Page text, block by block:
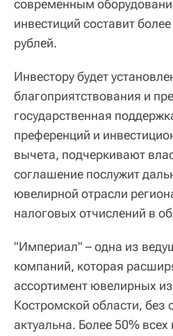
современным
инвестиций составит
рублей.
Инвестору будет
благоприятствования и
государственная
преференций и
вычета, подчеркивают
соглашение послужит
ювелирной отрасли
налоговых отчислений в
"Империал" – одна из
компаний, которая
ассортимент ювелирных
Костромской области, без
актуальна. Более 50%